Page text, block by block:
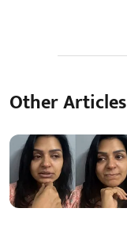
Other Articles